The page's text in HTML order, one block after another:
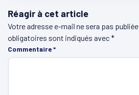
Réagir à cet article
Votre adresse e-mail ne sera pas publiée.
obligatoires sont indiqués avec*
Commentaire*